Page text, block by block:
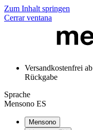
Zum Inhalt springen
Cerrar ventana
Versandkostenfrei
Rückgabe
Sprache
Mensono ES
Mensono